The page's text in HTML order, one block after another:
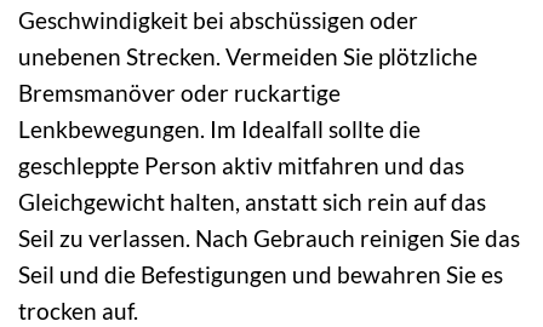
Geschwindigkeit bei abschüssigen oder
unebenen Strecken. Vermeiden Sie plötzliche
Bremsmanöver oder ruckartige
Lenkbewegungen. Im Idealfall sollte die
geschleppte Person aktiv mitfahren und das
Gleichgewicht halten, anstatt sich rein auf das
Seil zu verlassen. Nach Gebrauch reinigen Sie das
Seil und die Befestigungen und bewahren Sie es
trocken auf.